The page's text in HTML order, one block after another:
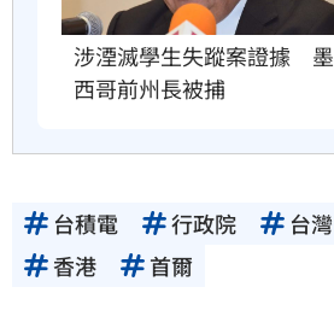
涉湮滅學生失蹤案證據　墨
西哥前州長被捕
台積電 行政院 台灣
香港
首爾